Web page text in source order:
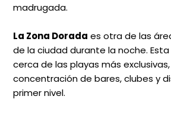
madrugada.
La Zona Dorada es otra de las
de la ciudad durante la noche.
cerca de las playas más
concentración de bares, clubes y
primer nivel.